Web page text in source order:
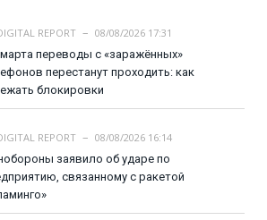
REPORT
08/08/2026 17:31
переводы с «заражённых»
перестанут проходить: как
блокировки
REPORT
08/08/2026 16:14
заявило об ударе по
связанному с ракетой